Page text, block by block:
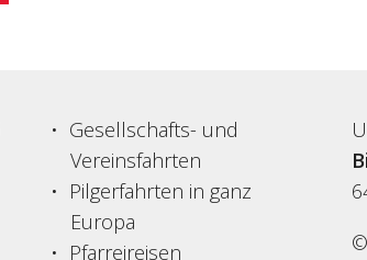
Gesellschafts- und
Vereinsfahrten
Pilgerfahrten in ganz
Europa
Pfarreireisen